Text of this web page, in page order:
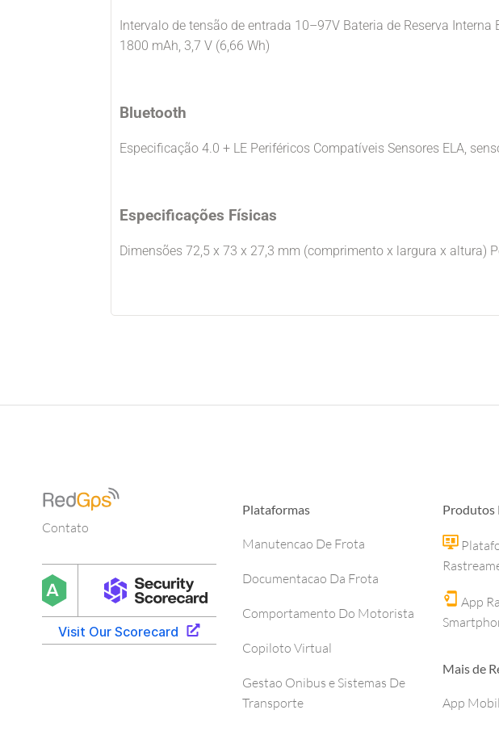
Intervalo de tensão de entrada 10–97V Bateria de Reserva Interna
1800 mAh, 3,7 V (6,66 Wh)
Bluetooth
Especificação 4.0 + LE Periféricos Compatíveis Sensores ELA,
Especificações Físicas
Dimensões 72,5 x 73 x 27,3 mm (comprimento x largura x altura)
Contato
Plataformas
Manutencao De Frota
Documentacao Da Frota
Comportamento Do Motorista
Copiloto Virtual
Gestao Onibus e Sistemas De
Transporte
Produtos
App
Mais de
App